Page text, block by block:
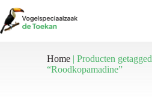
naar
de
inhoud
Home |Producten getagged
“Roodkopamadine”